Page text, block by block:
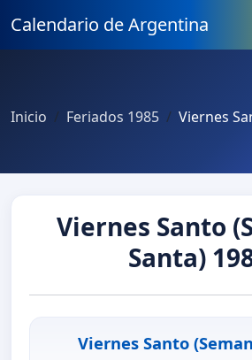
Calendario de Argentina
Inicio Feriados 1985 Viernes
Viernes Santo
Santa)
Viernes Santo